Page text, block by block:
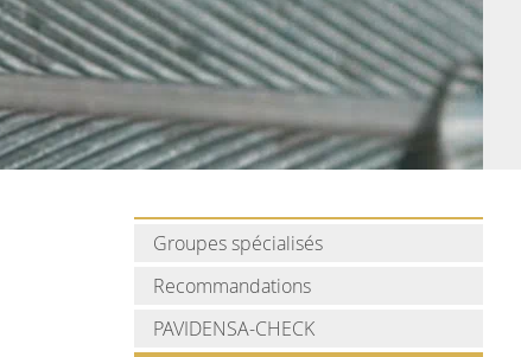
Groupes spécialisés
Recommandations
PAVIDENSA-CHECK